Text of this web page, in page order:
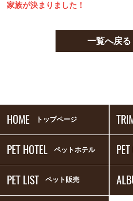
家族が決まりました！
一覧へ戻る
HOME トップページ
PET HOTEL ペットホテル
PET LIST ペット販売